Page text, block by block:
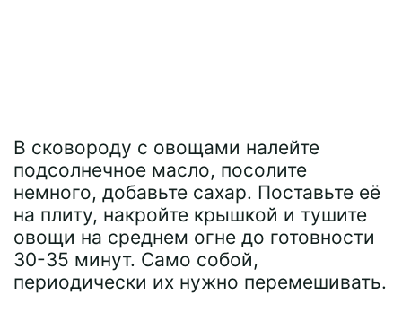
В сковороду с овощами налейте
подсолнечное масло, посолите
немного, добавьте сахар. Поставьте её
на плиту, накройте крышкой и тушите
овощи на среднем огне до готовности
30-35 минут. Само собой,
периодически их нужно перемешивать.